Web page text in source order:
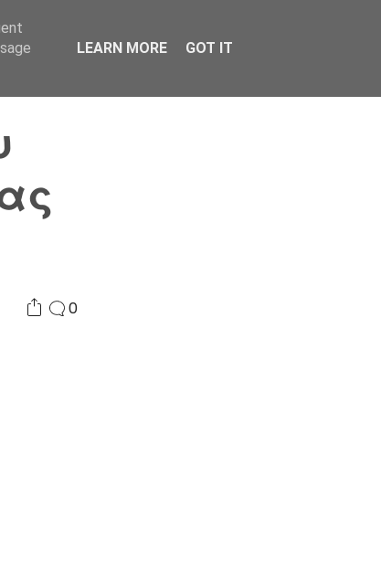
Σ.Α. Επικοινωνία Κόσμος
0
LEARN MORE GOT IT